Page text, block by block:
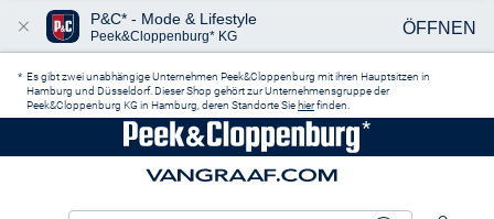
Es gibt zwei unabhängige Unternehmen Peek&Cloppenburg mit ihren Hauptsitzen in
Hamburg und Düsseldorf. Dieser Shop gehört zur Unternehmensgruppe der
Peek&Cloppenburg KG in Hamburg, deren Standorte Sie hierfinden.
P&C* - Mode & Lifestyle
Peek&Cloppenburg* KG ÖFFNEN